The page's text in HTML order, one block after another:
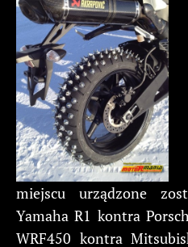
miejscu urządzone
Yamaha R1 kontra
WRF450 kontra